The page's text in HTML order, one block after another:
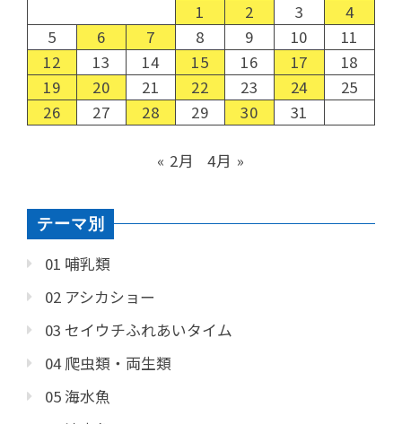
1
2 3
4
5
6 7 8 9 10
11
12
13 14 15 16 17
18
19
20 21 22 23 24
25
26
27 28 29 30 31
« 2月 4月 »
テーマ別
01 哺乳類
02 アシカショー
03 セイウチふれあいタイム
04 爬虫類・両生類
05 海水魚